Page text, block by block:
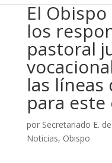
El
los
pastoral
las líneas
para este
por Secretariado E.
Noticias, Obispo